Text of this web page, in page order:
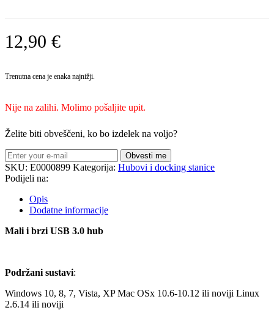
12,90 €
Trenutna cena je enaka najnižji.
Nije na zalihi. Molimo pošaljite upit.
Želite biti obveščeni, ko bo izdelek na voljo?
Obvesti me
SKU: E0000899 Kategorija: Hubovi i docking stanice
Podijeli na:
Opis
Dodatne informacije
Mali i brzi USB 3.0 hub
Podržani sustavi:
Windows 10, 8, 7, Vista, XP Mac OSx 10.6-10.12 ili noviji Linux
2.6.14 ili noviji